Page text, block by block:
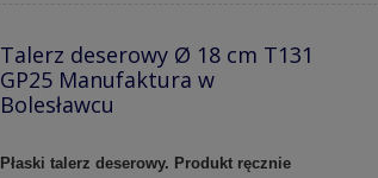
Talerz deserowy Ø 18 cm T131
GP25 Manufaktura w
Bolesławcu
Płaski talerz deserowy. Produkt ręcznie